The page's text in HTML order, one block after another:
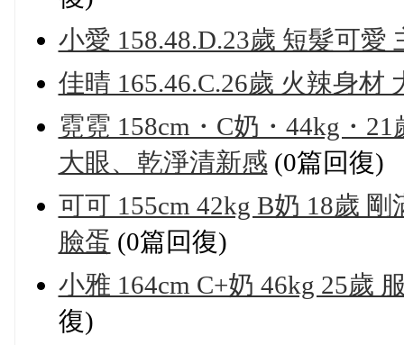
小愛 158.48.D.23歲 短髮可愛
佳晴 165.46.C.26歲 火辣身材
霓霓 158cm・C奶・44kg・
大眼、乾淨清新感 (0篇回復)
可可 155cm 42kg B奶 18歲
臉蛋 (0篇回復)
小雅 164cm C+奶 46kg 25歲
復)